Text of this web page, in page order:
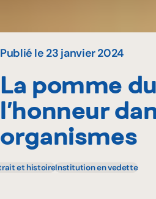
Publié le 23 janvier 2024
La pomme
l’honneur
organismes
et histoireInstitution en vedette